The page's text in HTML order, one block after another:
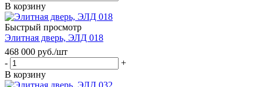
В корзину
Быстрый просмотр
Элитная дверь, ЭЛД 018
468 000 руб./шт
-
+
В корзину